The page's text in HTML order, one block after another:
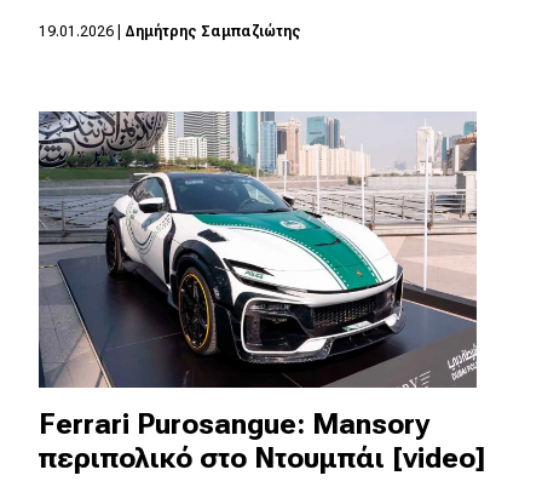
19.01.2026 Δημήτρης Σαμπαζιώτης
Ferrari Purosangue: Mansory
περιπολικό στο Ντουμπάι [video]